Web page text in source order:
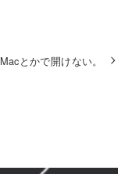
とかで開けない。